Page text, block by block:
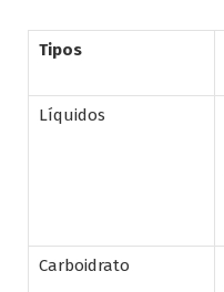
Tipos
Líquidos
Carboidrato